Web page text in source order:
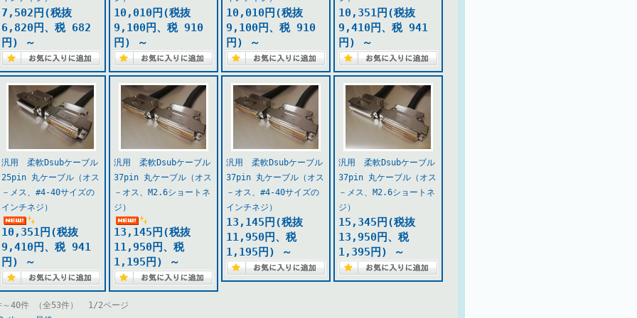
7,502円(税抜
6,820円、税 682
円)
～
10,010円(税抜
9,100円、税 910
円)
～
10,010円(税抜
9,100円、税 910
円)
～
10,351円(税抜
9,410円、税 941
円)
～
汎用 柔軟Dsubケーブル
25pin 丸ケーブル（オス
－メス、#4-40サイズの
インチネジ）
10,351円(税抜
9,410円、税 941
円)
～
汎用 柔軟Dsubケーブル
37pin 丸ケーブル（オス
－オス、M2.6ショートネ
ジ）
13,145円(税抜
11,950円、税
1,195円)
～
汎用 柔軟Dsubケーブル
37pin 丸ケーブル（オス
－オス、#4-40サイズの
インチネジ）
13,145円(税抜
11,950円、税
1,195円)
～
汎用 柔軟Dsubケーブル
37pin 丸ケーブル（オス
－メス、M2.6ショートネ
ジ）
15,345円(税抜
13,950円、税
1,395円)
～
～40件 （全53件） 1/2ページ